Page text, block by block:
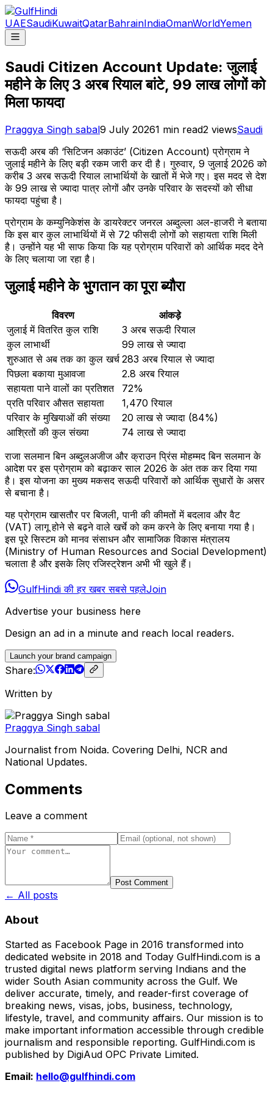
UAESaudiKuwaitQatarBahrainIndiaOmanWorldYemen
Saudi Citizen Account Update: जुलाई
महीने के लिए 3 अरब रियाल बांटे, 99 लाख लोगों को
मिला फायदा
Praggya Singh sabal9 July 20261 min read2 viewsSaudi
सऊदी अरब की ‘सिटिजन अकाउंट’ (Citizen Account) प्रोग्राम ने
जुलाई महीने के लिए बड़ी रकम जारी कर दी है। गुरुवार, 9 जुलाई 2026 को
करीब 3 अरब सऊदी रियाल लाभार्थियों के खातों में भेजे गए। इस मदद से देश
के 99 लाख से ज्यादा पात्र लोगों और उनके परिवार के सदस्यों को सीधा
फायदा पहुंचा है।
प्रोग्राम के कम्युनिकेशंस के डायरेक्टर जनरल अब्दुल्ला अल-हाजरी ने बताया
कि इस बार कुल लाभार्थियों में से 72 फीसदी लोगों को सहायता राशि मिली
है। उन्होंने यह भी साफ किया कि यह प्रोग्राम परिवारों को आर्थिक मदद देने
के लिए चलाया जा रहा है।
जुलाई महीने के भुगतान का पूरा ब्यौरा
विवरण
आंकड़े
जुलाई में वितरित कुल राशि
3 अरब सऊदी रियाल
कुल लाभार्थी
99 लाख से ज्यादा
शुरुआत से अब तक का कुल खर्च 283 अरब रियाल से ज्यादा
पिछला बकाया मुआवजा
2.8 अरब रियाल
सहायता पाने वालों का प्रतिशत
72%
प्रति परिवार औसत सहायता
1,470 रियाल
परिवार के मुखियाओं की संख्या
20 लाख से ज्यादा (84%)
आश्रितों की कुल संख्या
74 लाख से ज्यादा
राजा सलमान बिन अब्दुलअजीज और क्राउन प्रिंस मोहम्मद बिन सलमान के
आदेश पर इस प्रोग्राम को बढ़ाकर साल 2026 के अंत तक कर दिया गया
है। इस योजना का मुख्य मकसद सऊदी परिवारों को आर्थिक सुधारों के असर
से बचाना है।
यह प्रोग्राम खासतौर पर बिजली, पानी की कीमतों में बदलाव और वैट
(VAT) लागू होने से बढ़ने वाले खर्चे को कम करने के लिए बनाया गया है।
इस पूरे सिस्टम को मानव संसाधन और सामाजिक विकास मंत्रालय
(Ministry of Human Resources and Social Development)
चलाता है और इसके लिए रजिस्ट्रेशन अभी भी खुले हैं।
GulfHindi की हर खबर सबसे पहलेJoin
Advertise your business here
Design an ad in a minute and reach local readers.
Launch your brand campaign
Share:
Written by
Praggya Singh sabal
Journalist from Noida. Covering Delhi, NCR and
National Updates.
Comments
Leave a comment
Post Comment
← All posts
About
Started as Facebook Page in 2016 transformed into
dedicated website in 2018 and Today GulfHindi.com is a
trusted digital news platform serving Indians and the
wider South Asian community across the Gulf. We
deliver accurate, timely, and reader-first coverage of
breaking news, visas, jobs, business, technology,
lifestyle, travel, and community affairs. Our mission is to
make important information accessible through credible
journalism and responsible reporting. GulfHindi.com is
published by DigiAud OPC Private Limited.
Email: hello@gulfhindi.com